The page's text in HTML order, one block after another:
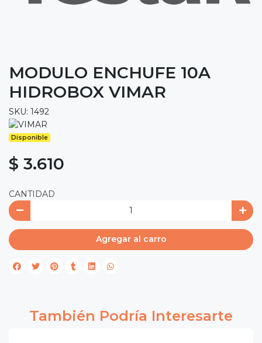
MODULO ENCHUFE 10A
HIDROBOX VIMAR
SKU: 1492
Disponible
$ 3.610
CANTIDAD
Agregar al carro
También Podría Interesarte